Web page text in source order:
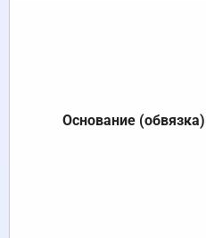
Основание (обвязка)